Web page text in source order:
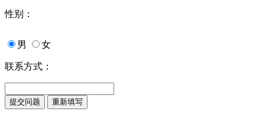
性别：
男 女
联系方式：